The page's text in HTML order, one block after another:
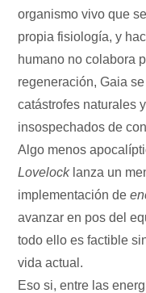
organismo vivo que
propia fisiología, y
humano no colabora
regeneración, Gaia
catástrofes naturales
insospechados de
Algo menos
Lovelocklanza un
implementación de
avanzar en pos del
todo ello es factible
vida actual.
Eso si, entre las